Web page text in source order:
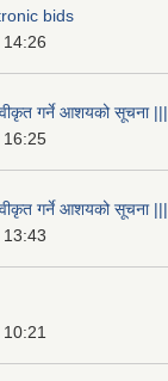
bids
गर्ने आशयको सूचना |||
गर्ने आशयको सूचना |||